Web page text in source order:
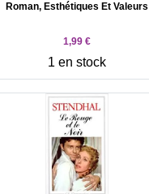
Roman, Esthétiques Et Valeurs
1,99 €
1 en stock